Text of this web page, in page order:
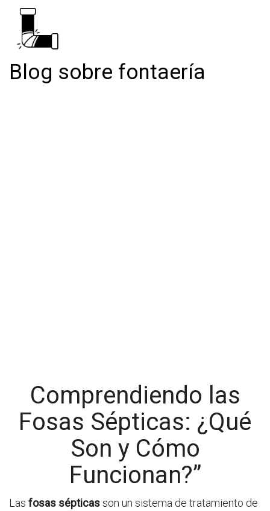
Blog sobre fontaería
Comprendiendo las
Fosas Sépticas: ¿Qué
Son y Cómo
Funcionan?”
Las fosas sépticasson un sistema de tratamiento de